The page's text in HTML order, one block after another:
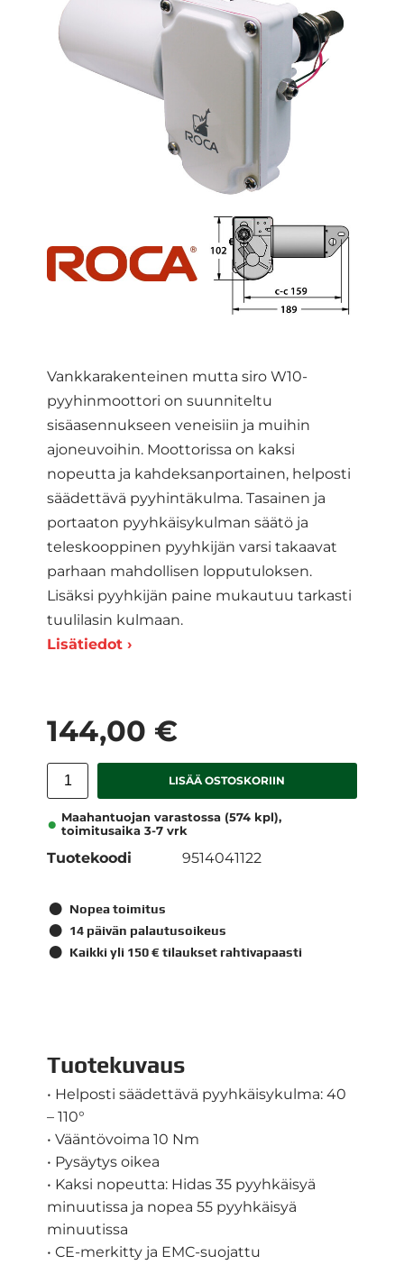
Vankkarakenteinen mutta siro W10-
pyyhinmoottori on suunniteltu
sisäasennukseen veneisiin ja muihin
ajoneuvoihin. Moottorissa on kaksi
nopeutta ja kahdeksanportainen, helposti
säädettävä pyyhintäkulma. Tasainen ja
portaaton pyyhkäisykulman säätö ja
teleskooppinen pyyhkijän varsi takaavat
parhaan mahdollisen lopputuloksen.
Lisäksi pyyhkijän paine mukautuu tarkasti
tuulilasin kulmaan.
Lisätiedot ›
144,00 €
LISÄÄ OSTOSKORIIN
Maahantuojan varastossa (574 kpl),
toimitusaika 3-7 vrk
Tuotekoodi 9514041122
Nopea toimitus
14 päivän palautusoikeus
Kaikki yli 150 € tilaukset rahtivapaasti
Tuotekuvaus
• Helposti säädettävä pyyhkäisykulma: 40
– 110°
• Vääntövoima 10 Nm
• Pysäytys oikea
• Kaksi nopeutta: Hidas 35 pyyhkäisyä
minuutissa ja nopea 55 pyyhkäisyä
minuutissa
• CE-merkitty ja EMC-suojattu